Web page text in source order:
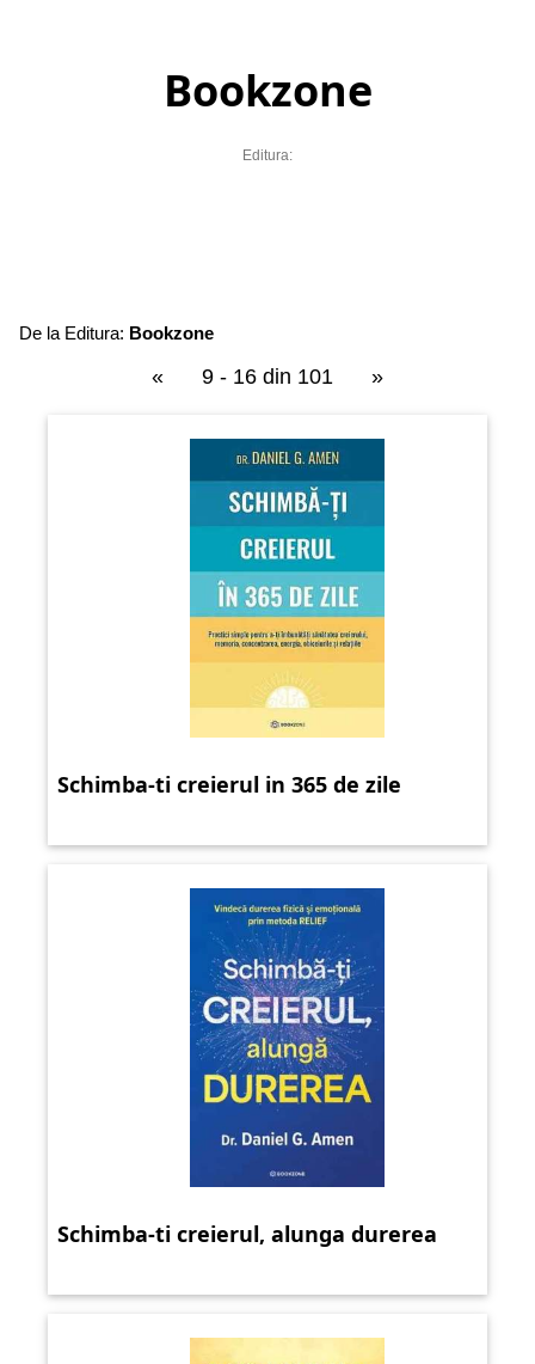
Bookzone
Editura:
De la Editura: Bookzone
« 9 - 16 din 101 »
Schimba-ti creierul in 365 de zile
Schimba-ti creierul, alunga durerea